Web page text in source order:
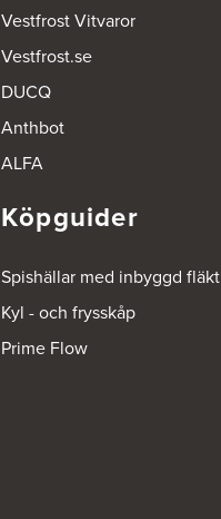
Vestfrost Vitvaror
Vestfrost.se
DUCQ
Anthbot
ALFA
Köpguider
Spishällar med inbyggd fläkt
Kyl - och frysskåp
Prime Flow